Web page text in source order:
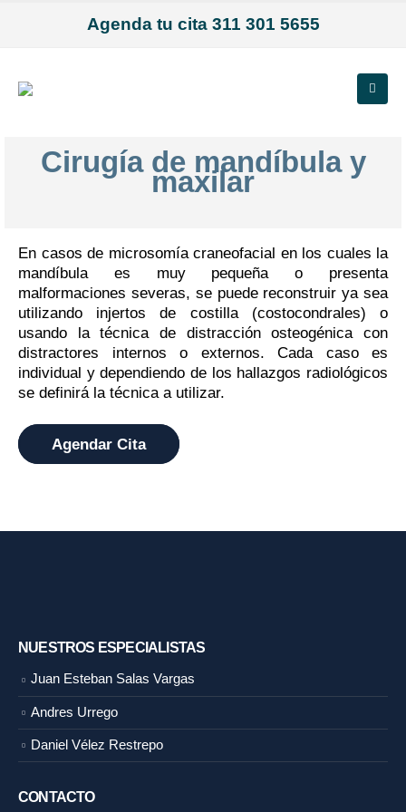
Agenda tu cita 311 301 5655
Cirugía de mandíbula y
maxilar
En casos de microsomía craneofacial en los cuales la
mandíbula es muy pequeña o presenta
malformaciones severas, se puede reconstruir ya sea
utilizando injertos de costilla (costocondrales) o
usando la técnica de distracción osteogénica con
distractores internos o externos. Cada caso es
individual y dependiendo de los hallazgos radiológicos
se definirá la técnica a utilizar.
Agendar Cita
NUESTROS ESPECIALISTAS
Juan Esteban Salas Vargas
Andres Urrego
Daniel Vélez Restrepo
CONTACTO